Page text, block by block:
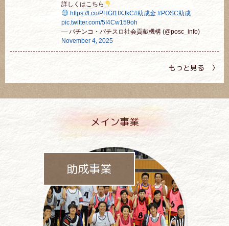
詳しくはこちら
https://t.co/PHGI1IXJkC#助成金 #POSC助成
pic.twitter.com/5I4Cw159oh
— パチンコ・パチスロ社会貢献機構 (@posc_info)
November 4, 2025
もっと見る 〉
メイン事業
助成事業